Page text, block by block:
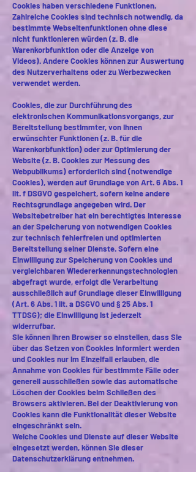
Cookies haben verschiedene Funktionen.
Zahlreiche Cookies sind technisch notwendig, da
bestimmte Webseitenfunktionen ohne diese
nicht funktionieren würden (z. B. die
Warenkorbfunktion oder die Anzeige von
Videos). Andere Cookies können zur Auswertung
des Nutzerverhaltens oder zu Werbezwecken
verwendet werden.
Cookies, die zur Durchführung des
elektronischen Kommunikationsvorgangs, zur
Bereitstellung bestimmter, von Ihnen
erwünschter Funktionen (z. B. für die
Warenkorbfunktion) oder zur Optimierung der
Website (z. B. Cookies zur Messung des
Webpublikums) erforderlich sind (notwendige
Cookies), werden auf Grundlage von Art. 6 Abs. 1
lit. f DSGVO gespeichert, sofern keine andere
Rechtsgrundlage angegeben wird. Der
Websitebetreiber hat ein berechtigtes Interesse
an der Speicherung von notwendigen Cookies
zur technisch fehlerfreien und optimierten
Bereitstellung seiner Dienste. Sofern eine
Einwilligung zur Speicherung von Cookies und
vergleichbaren Wiedererkennungstechnologien
abgefragt wurde, erfolgt die Verarbeitung
ausschließlich auf Grundlage dieser Einwilligung
(Art. 6 Abs. 1 lit. a DSGVO und § 25 Abs. 1
TTDSG); die Einwilligung ist jederzeit
widerrufbar.
Sie können Ihren Browser so einstellen, dass Sie
über das Setzen von Cookies informiert werden
und Cookies nur im Einzelfall erlauben, die
Annahme von Cookies für bestimmte Fälle oder
generell ausschließen sowie das automatische
Löschen der Cookies beim Schließen des
Browsers aktivieren. Bei der Deaktivierung von
Cookies kann die Funktionalität dieser Website
eingeschränkt sein.
Welche Cookies und Dienste auf dieser Website
eingesetzt werden, können Sie dieser
Datenschutzerklärung entnehmen.